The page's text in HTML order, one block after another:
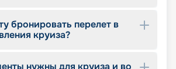
бронировать перелет в
круиза?
нужны для круиза и во